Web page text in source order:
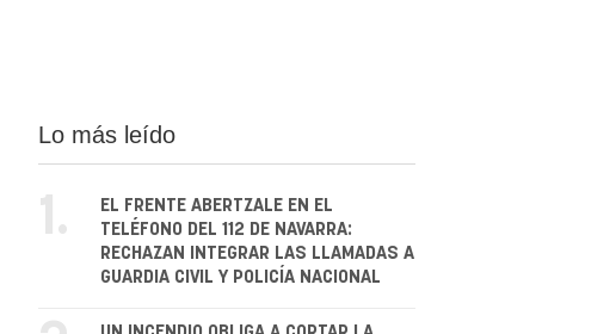
Lo más leído
1.
EL FRENTE ABERTZALE EN EL
TELÉFONO DEL 112 DE NAVARRA:
RECHAZAN INTEGRAR LAS LLAMADAS A
GUARDIA CIVIL Y POLICÍA NACIONAL